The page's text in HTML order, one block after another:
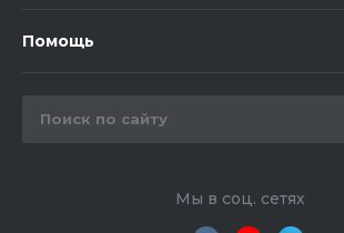
Помощь
Мы в соц. сетях